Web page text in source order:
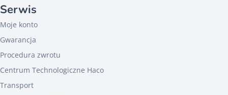
Serwis
Moje konto
Gwarancja
Procedura zwrotu
Centrum Technologiczne Haco
Transport